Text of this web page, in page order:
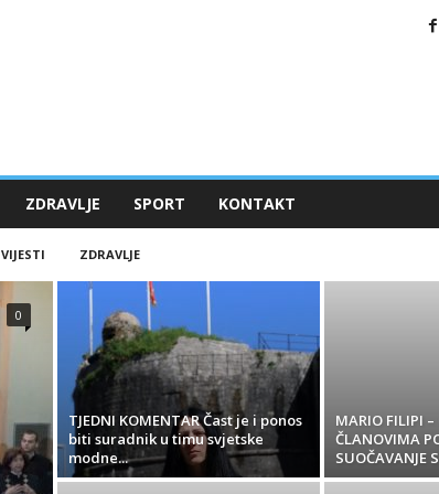
ZDRAVLJE SPORT KONTAKT
VIJESTI ZDRAVLJE
0
TJEDNI KOMENTAR Čast je i ponos
biti suradnik u timu svjetske
modne...
MARIO FILIPI
ČLANOVIMA
SUOČAVANJE